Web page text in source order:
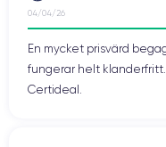
04/04/26
En mycket prisvärd
fungerar helt
Certideal.